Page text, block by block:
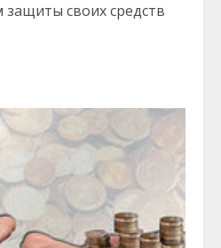
своих средств